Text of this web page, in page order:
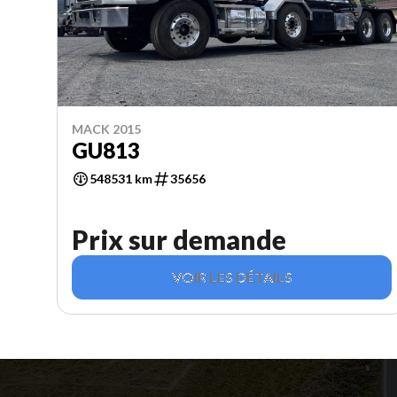
MACK 2015
GU813
548531 km 35656
Prix sur demande
VOIR LES DÉTAILS